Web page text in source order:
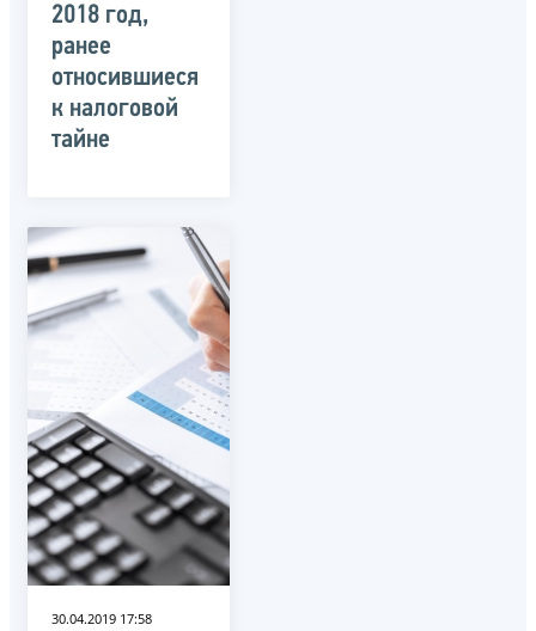
2018 год,
ранее
относившиеся
к налоговой
тайне
30.04.2019 17:58